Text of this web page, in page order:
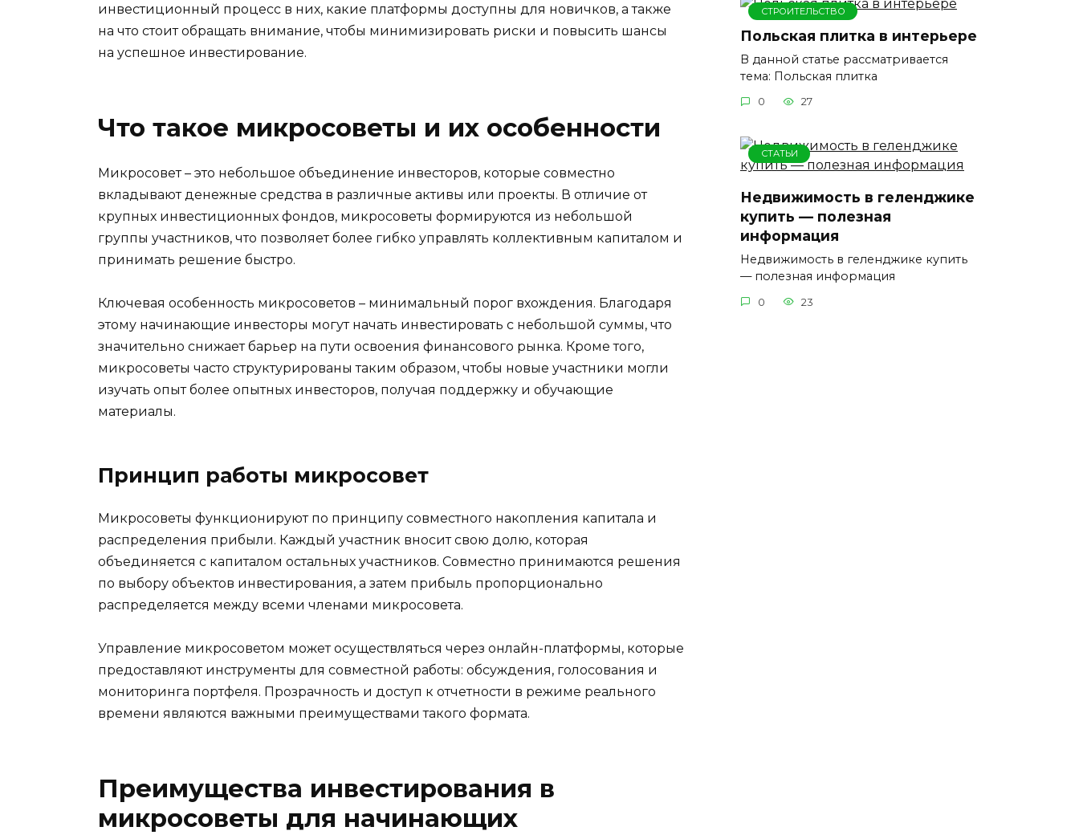
инвестиционный процесс в них, какие платформы доступны для новичков, а также
на что стоит обращать внимание, чтобы минимизировать риски и повысить шансы
на успешное инвестирование.
Что такое микросоветы и их особенности
Микросовет – это небольшое объединение инвесторов, которые совместно
вкладывают денежные средства в различные активы или проекты. В отличие от
крупных инвестиционных фондов, микросоветы формируются из небольшой
группы участников, что позволяет более гибко управлять коллективным капиталом и
принимать решение быстро.
Ключевая особенность микросоветов – минимальный порог вхождения. Благодаря
этому начинающие инвесторы могут начать инвестировать с небольшой суммы, что
значительно снижает барьер на пути освоения финансового рынка. Кроме того,
микросоветы часто структурированы таким образом, чтобы новые участники могли
изучать опыт более опытных инвесторов, получая поддержку и обучающие
материалы.
Принцип работы микросовет
Микросоветы функционируют по принципу совместного накопления капитала и
распределения прибыли. Каждый участник вносит свою долю, которая
объединяется с капиталом остальных участников. Совместно принимаются решения
по выбору объектов инвестирования, а затем прибыль пропорционально
распределяется между всеми членами микросовета.
Управление микросоветом может осуществляться через онлайн-платформы, которые
предоставляют инструменты для совместной работы: обсуждения, голосования и
мониторинга портфеля. Прозрачность и доступ к отчетности в режиме реального
времени являются важными преимуществами такого формата.
Преимущества инвестирования в
микросоветы для начинающих
СТРОИТЕЛЬСТВО
Польская плитка в интерьере
В данной статье рассматривается
тема: Польская плитка
0 27
СТАТЬИ
Недвижимость в геленджике
купить — полезная
информация
Недвижимость в геленджике купить
— полезная информация
0 23